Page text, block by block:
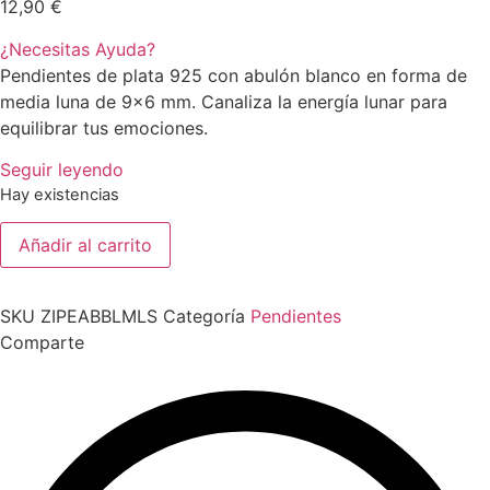
12,90 €
¿Necesitas Ayuda?
Pendientes de plata 925 con abulón blanco en forma de
media luna de 9×6 mm. Canaliza la energía lunar para
equilibrar tus emociones.
Seguir leyendo
Hay existencias
Pendientes
Forma
Media
Abalón
Blanco
(Plata
Mariposa
Añadir al carrito
SKU ZIPEABBLMLS Categoría Pendientes
Comparte